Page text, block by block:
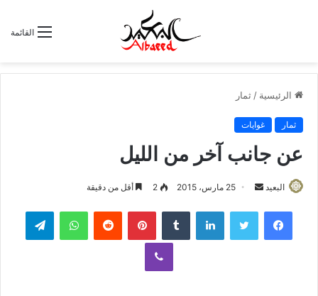
القائمة
الرئيسية / ثمار
ثمار غوايات
عن جانب آخر من الليل
البعيد
س
ل
25 مارس، 2015 2 أقل من دقيقة
لينكدإن بينتيريست واتساب
ڤايبر